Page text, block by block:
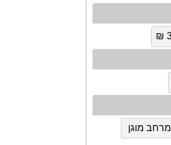
מרחב מוגן